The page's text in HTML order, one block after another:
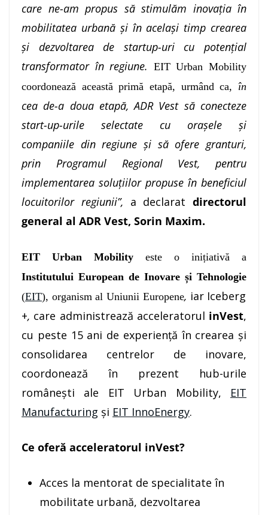
care ne-am propus să stimulăm inovația în
mobilitatea urbană și în același timp crearea
și dezvoltarea de startup-uri cu potențial
transformator în regiune. EIT Urban Mobility
coordonează această primă etapă, urmând ca, în
cea de-a doua etapă, ADR Vest să conecteze
start-up-urile selectate cu orașele și
companiile din regiune și să ofere granturi,
prin Programul Regional Vest, pentru
implementarea soluțiilor propuse în beneficiul
locuitorilor regiunii”, a declarat directorul
general al ADR Vest, Sorin Maxim.
EIT Urban Mobility este o inițiativă a
Institutului European de Inovare și Tehnologie
(EIT), organism al Uniunii Europene, iar Iceberg
+, care administrează acceleratorul inVest,
cu peste 15 ani de experiență în crearea și
consolidarea centrelor de inovare,
coordonează în prezent hub-urile
românești ale EIT Urban Mobility, EIT
Manufacturing și EIT InnoEnergy.
Ce oferă acceleratorul inVest?
Acces la mentorat de specialitate în
mobilitate urbană, dezvoltarea